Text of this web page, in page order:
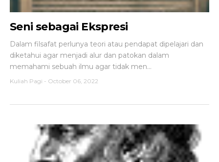
Seni sebagai Ekspresi
Dalam filsafat perlunya teori atau pendapat dipelajari dan
diketahui agar menjadi alur dan patokan dalam
memahami sebuah ilmu agar tidak men...
Kuliah Pagi - October 06, 2022